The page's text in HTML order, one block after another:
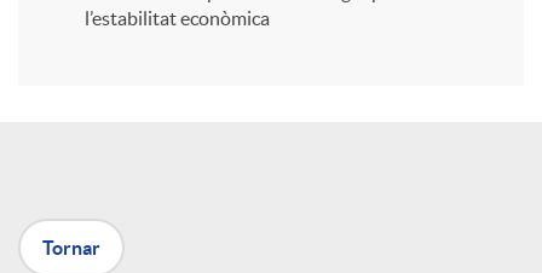
X
l’estabilitat econòmica
Tornar